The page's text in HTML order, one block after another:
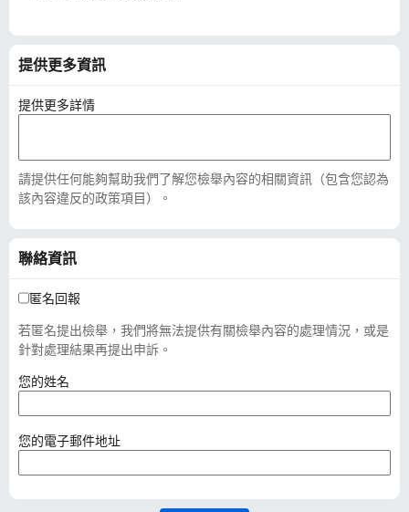
提供更多資訊
提供更多詳情
請提供任何能夠幫助我們了解您檢舉內容的相關資訊（包含您認為
該內容違反的政策項目）。
聯絡資訊
匿名回報
若匿名提出檢舉，我們將無法提供有關檢舉內容的處理情況，或是
針對處理結果再提出申訴。
您的姓名
填
）
您的電子郵件地址（
填